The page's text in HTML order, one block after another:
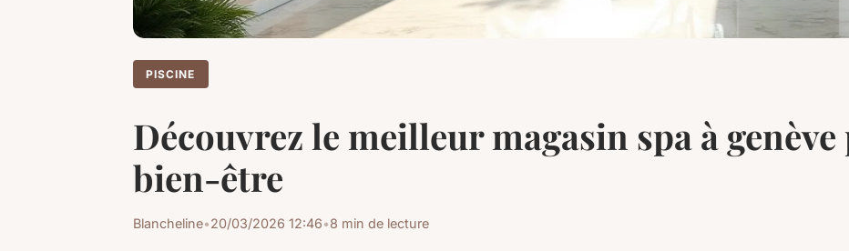
PISCINE
Découvrez le meilleur magasin spa à
bien-être
Blancheline•20/03/2026 12:46•8 min de lecture